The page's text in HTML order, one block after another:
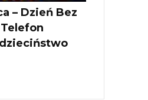
– Dzień Bez